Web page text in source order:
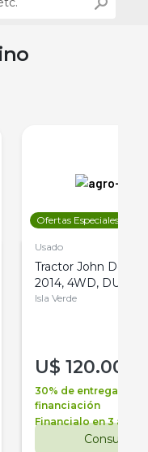
Ofertas Especiales
Usado
Tractor John Deere
2014, 4WD, DUAL
Isla Verde
U$ 120.000
30% de entrega +
financiación
Financialo en 3 años
Consultar